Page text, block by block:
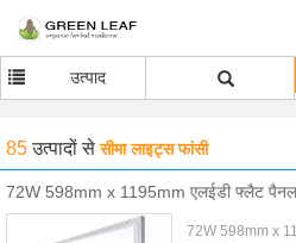
उत्पाद
85 उत्पादों से सीमा लाइट्स फांसी
72W 598mm x 1195mm एलईडी फ्लैट पैनल
72W 598mm x